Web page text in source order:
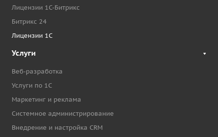
Лицензии 1С-Битрикс
Битрикс 24
Лицензии 1С
Услуги
Веб-разработка
Услуги по 1С
Маркетинг и реклама
Системное администрирование
Внедрение и настройка CRM